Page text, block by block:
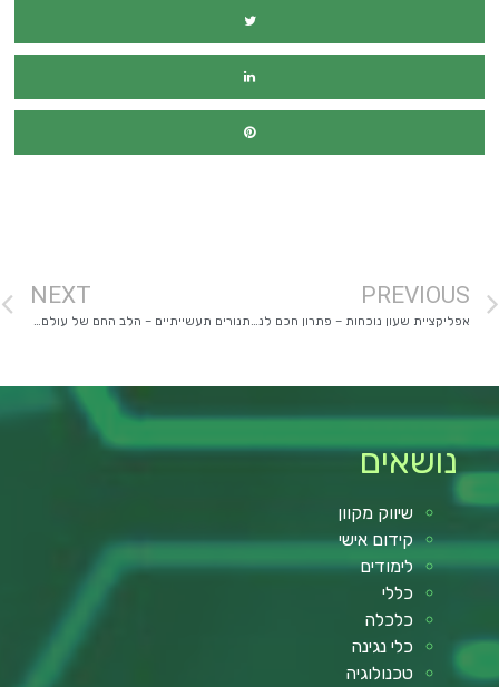
PREVIOUS
אפליקציית שעון נוכחות – פתרון חכם לניהול עובדים בעידן דיגיטלי
NEXT
תנורים תעשייתיים – הלב החם של עולם הייצור המודרני
נושאים
שיווק מקוון
קידום אישי
לימודים
כללי
כלכלה
כלי נגינה
טכנולוגיה